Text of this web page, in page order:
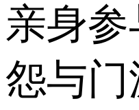
亲身
怨与门